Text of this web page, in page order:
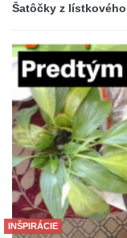
Šatôčky z
INŠPIRÁCIE